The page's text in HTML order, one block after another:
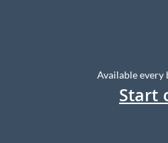
Available every
Start